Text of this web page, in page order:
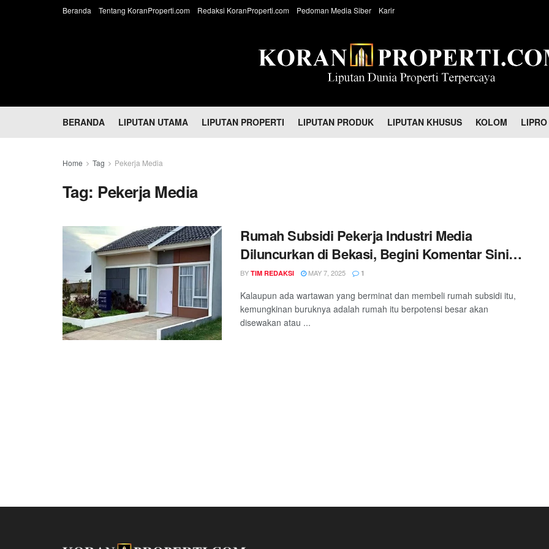
Beranda Tentang KoranProperti.com Redaksi KoranProperti.com Pedoman Media Siber Karir
BERANDA LIPUTAN UTAMA LIPUTAN PROPERTI LIPUTAN PRODUK LIPUTAN KHUSUS KOLOM
Home Tag Pekerja Media
Tag: Pekerja Media
Rumah Subsidi Pekerja Industri Media
Diluncurkan di Bekasi, Begini Komentar Sinis
Awak Pers…!!!
BY TIM REDAKSI MAY 7, 2025 1
Kalaupun ada wartawan yang berminat dan membeli rumah subsidi itu,
kemungkinan buruknya adalah rumah itu berpotensi besar akan
disewakan atau ...